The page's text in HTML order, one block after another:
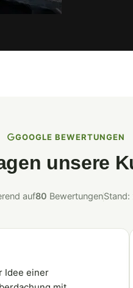
GOOGLE BEWERTUNGEN
unsere
auf80 Bewertungen
Idee einer